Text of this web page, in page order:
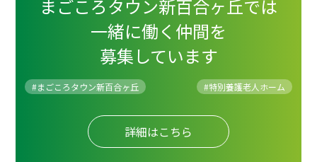
まごころタウン新百合ヶ丘では
一緒に働く仲間を
募集しています
#まごころタウン新百合ヶ丘 #特別養護老人ホーム
詳細はこちら